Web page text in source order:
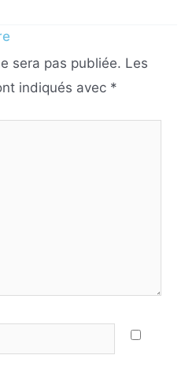
sera pas publiée. Les
indiqués avec *